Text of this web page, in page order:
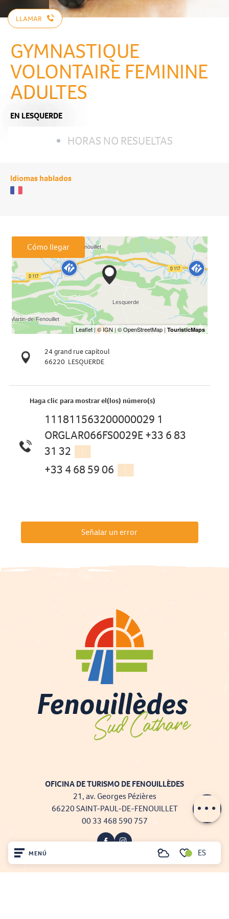
MENÚ
Voir les favoris
Buscar ES
LLAMAR
GYMNASTIQUE
VOLONTAIRE FEMININE
ADULTES
EN LESQUERDE
HORAS NO RESUELTAS
Idiomas hablados
Cómo llegar
24 grand rue capitoul
66220 LESQUERDE
Haga clic para mostrar el(los) número(s)
111811563200000029 1
ORGLAR066FS0029E +33 6 83
31 32 ▒▒
+33 4 68 59 06 ▒▒
Señalar un error
OFICINA DE TURISMO DE FENOUILLÈDES
21, av. Georges Pézières
66220 SAINT-PAUL-DE-FENOUILLET
00 33 468 590 757